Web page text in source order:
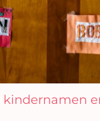
kindernamen